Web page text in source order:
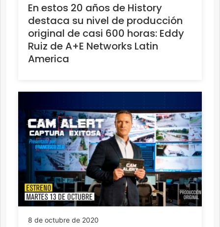
En estos 20 años de History
destaca su nivel de producción
original de casi 600 horas: Eddy
Ruiz de A+E Networks Latin
America
8 de octubre de 2020